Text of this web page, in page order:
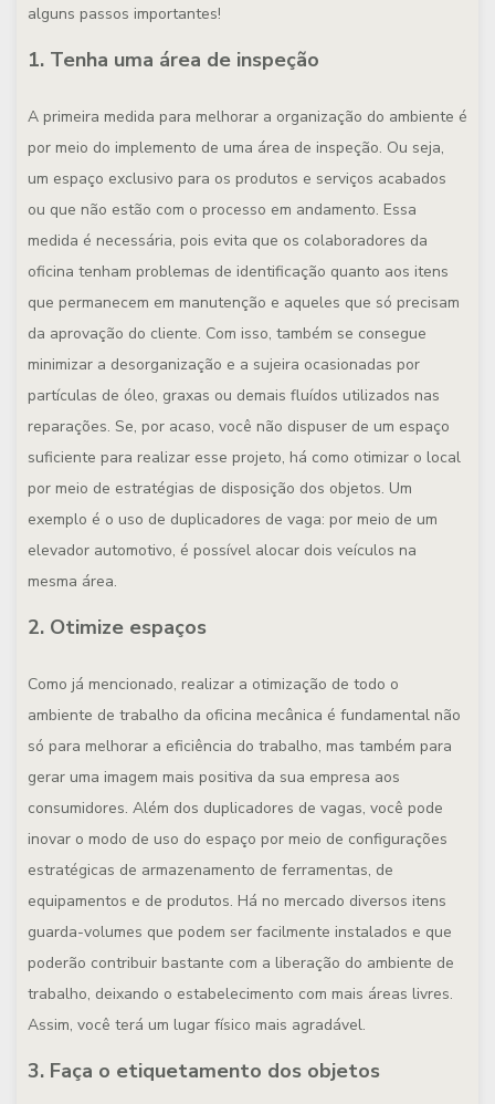
alguns passos importantes!
1. Tenha uma área de inspeção
A primeira medida para melhorar a organização do ambiente é
por meio do implemento de uma área de inspeção. Ou seja,
um espaço exclusivo para os produtos e serviços acabados
ou que não estão com o processo em andamento. Essa
medida é necessária, pois evita que os colaboradores da
oficina tenham problemas de identificação quanto aos itens
que permanecem em manutenção e aqueles que só precisam
da aprovação do cliente. Com isso, também se consegue
minimizar a desorganização e a sujeira ocasionadas por
partículas de óleo, graxas ou demais fluídos utilizados nas
reparações. Se, por acaso, você não dispuser de um espaço
suficiente para realizar esse projeto, há como otimizar o local
por meio de estratégias de disposição dos objetos. Um
exemplo é o uso de duplicadores de vaga: por meio de um
elevador automotivo, é possível alocar dois veículos na
mesma área.
2. Otimize espaços
Como já mencionado, realizar a otimização de todo o
ambiente de trabalho da oficina mecânica é fundamental não
só para melhorar a eficiência do trabalho, mas também para
gerar uma imagem mais positiva da sua empresa aos
consumidores. Além dos duplicadores de vagas, você pode
inovar o modo de uso do espaço por meio de configurações
estratégicas de armazenamento de ferramentas, de
equipamentos e de produtos. Há no mercado diversos itens
guarda-volumes que podem ser facilmente instalados e que
poderão contribuir bastante com a liberação do ambiente de
trabalho, deixando o estabelecimento com mais áreas livres.
Assim, você terá um lugar físico mais agradável.
3. Faça o etiquetamento dos objetos